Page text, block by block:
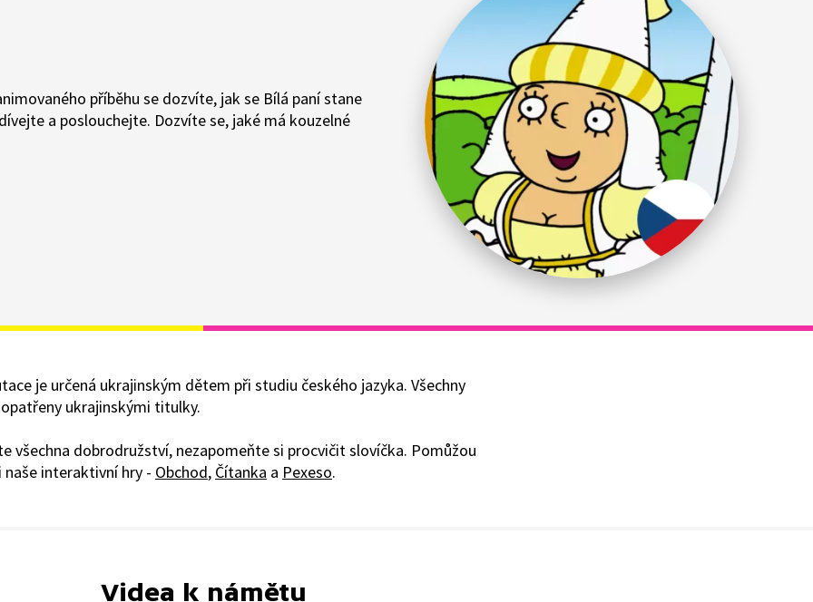
příběhu se dozvíte, jak se Bílá paní stane
a poslouchejte. Dozvíte se, jaké má kouzelné
je určená ukrajinským dětem při studiu českého jazyka. Všechny
ukrajinskými titulky.
všechna dobrodružství, nezapomeňte si procvičit slovíčka. Pomůžou
interaktivní hry - Obchod, Čítanka a Pexeso.
Videa k námětu